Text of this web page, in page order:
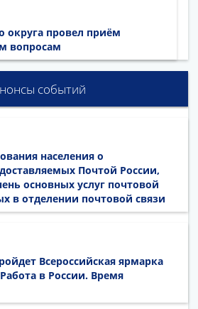
округа провел приём
вопросам
событий
населения о
Почтой России,
основных услуг почтовой
в отделении почтовой связи
Всероссийская ярмарка
в России. Время